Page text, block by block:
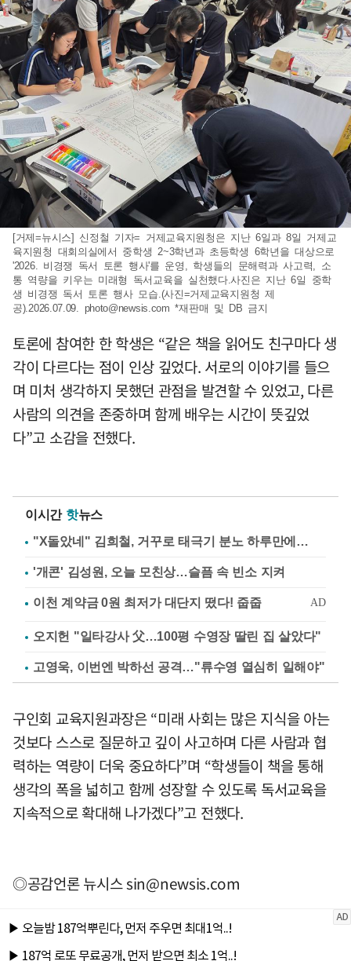
[거제=뉴시스] 신정철 기자= 거제교육지원청은 지난 6일과 8일 거제교
육지원청 대회의실에서 중학생 2~3학년과 초등학생 6학년을 대상으로
'2026. 비경쟁 독서 토론 행사'를 운영, 학생들의 문해력과 사고력, 소
통 역량을 키우는 미래형 독서교육을 실천했다.사진은 지난 6일 중학
생 비경쟁 독서 토론 행사 모습.(사진=거제교육지원청 제
공).2026.07.09. photo@newsis.com *재판매 및 DB 금지
토론에 참여한 한 학생은 “같은 책을 읽어도 친구마다 생
각이 다르다는 점이 인상 깊었다. 서로의 이야기를 들으
며 미처 생각하지 못했던 관점을 발견할 수 있었고, 다른
사람의 의견을 존중하며 함께 배우는 시간이 뜻깊었
다”고 소감을 전했다.
이시간 핫뉴스
"X돌았네" 김희철, 거꾸로 태극기 분노 하루만에…
'개콘' 김성원, 오늘 모친상…슬픔 속 빈소 지켜
오지헌 "일타강사 父…100평 수영장 딸린 집 살았다"
고영욱, 이번엔 박하선 공격…"류수영 열심히 일해야"
구인회 교육지원과장은 “미래 사회는 많은 지식을 아는
것보다 스스로 질문하고 깊이 사고하며 다른 사람과 협
력하는 역량이 더욱 중요하다”며 “학생들이 책을 통해
생각의 폭을 넓히고 함께 성장할 수 있도록 독서교육을
지속적으로 확대해 나가겠다”고 전했다.
◎공감언론 뉴시스sin@newsis.com